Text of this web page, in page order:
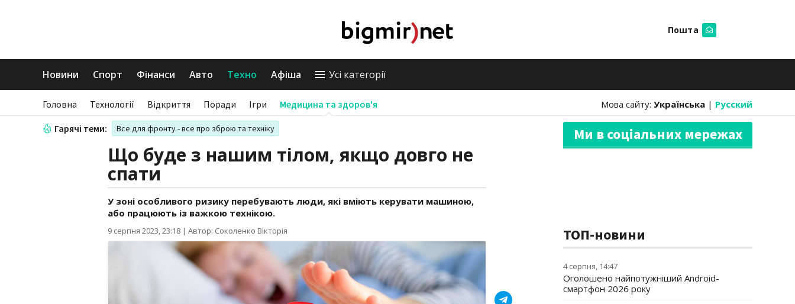
Пошта
Новини Спорт Фінанси Авто Техно Афіша Усі категорії
Головна Технології Відкриття Поради Ігри Медицина та здоров'я Мова сайту: Українська | Русский
Гарячі теми: Все для фронту - все про зброю та техніку
Що буде з нашим тілом, якщо довго не
спати
У зоні особливого ризику перебувають люди, які вміють керувати машиною,
або працюють із важкою технікою.
9 серпня 2023, 23:18 | Автор: Соколенко Вікторія
Ми в соціальних мережах
ТОП-новини
4 серпня, 14:47
Оголошено найпотужніший Android-
смартфон 2026 року